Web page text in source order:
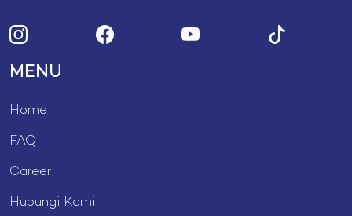
MENU
Home
FAQ
Career
Hubungi Kami